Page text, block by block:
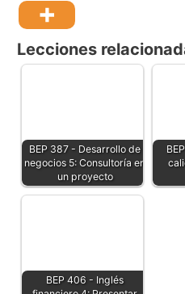
Lecciones
BEP 387 - Desarrollo de
negocios 5: Consultoría en
un proyecto
BEP 406 - Inglés